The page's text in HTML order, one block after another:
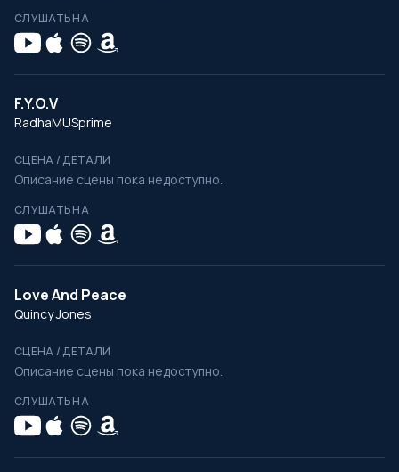
СЛУШАТЬ НА
F.Y.O.V
RadhaMUSprime
СЦЕНА / ДЕТАЛИ
Описание сцены пока недоступно.
СЛУШАТЬ НА
Love And Peace
Quincy Jones
СЦЕНА / ДЕТАЛИ
Описание сцены пока недоступно.
СЛУШАТЬ НА